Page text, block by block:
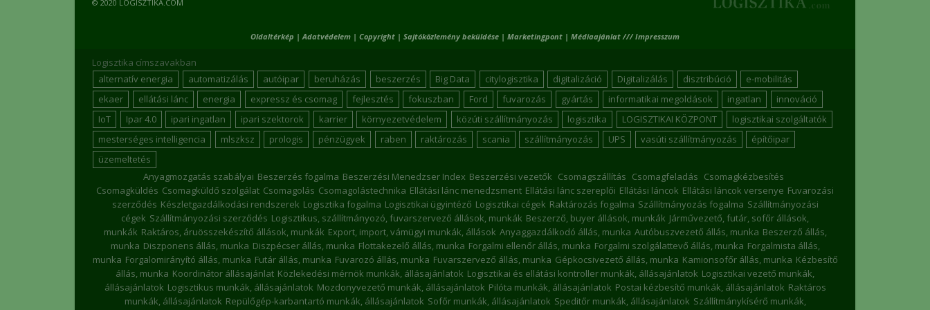
© 2020 LOGISZTIKA.COM
Oldaltérkép |Adatvédelem | Copyright | Sajtóközlemény beküldése | Marketingpont | Médiaajánlat /// Impresszum
Logisztika címszavakban
alternatív energia
automatizálás autóipar beruházás beszerzés Big Data citylogisztika digitalizáció Digitalizálás disztribúció
e-mobilitás
ekaer
ellátási lánc energia expressz és csomag fejlesztés fokuszban Ford fuvarozás gyártás informatikai megoldások ingatlan
innováció
IoT
Ipar 4.0 ipari ingatlan ipari szektorok karrier környezetvédelem közúti szállítmányozás logisztika LOGISZTIKAI KÖZPONT
logisztikai szolgáltatók
mesterséges intelligencia
mlszksz prologis pénzügyek raben raktározás scania szállítmányozás UPS vasúti szállítmányozás
építőipar
üzemeltetés
Anyagmozgatás szabályai Beszerzés fogalma Beszerzési Menedzser Index Beszerzési vezetők Csomagszállítás Csomagfeladás Csomagkézbesítés
Csomagküldés Csomagküldő szolgálat Csomagolás Csomagolástechnika Ellátási lánc menedzsment Ellátási lánc szereplői Ellátási láncok Ellátási láncok versenye Fuvarozási
szerződés Készletgazdálkodási rendszerek Logisztika fogalma Logisztikai ügyintéző Logisztikai cégek Raktározás fogalma Szállítmányozás fogalma Szállítmányozási
cégek Szállítmányozási szerződés Logisztikus, szállítmányozó, fuvarszervező állások, munkák Beszerző, buyer állások, munkák Járművezető, futár, sofőr állások,
munkák Raktáros, áruösszekészítő állások, munkák Export, import, vámügyi munkák, állások Anyaggazdálkodó állás, munka Autóbuszvezető állás, munka Beszerző állás,
munka Diszponens állás, munka Diszpécser állás, munka Flottakezelő állás, munka Forgalmi ellenőr állás, munka Forgalmi szolgálattevő állás, munka Forgalmista állás,
munka Forgalomirányító állás, munka Futár állás, munka Fuvarozó állás, munka Fuvarszervező állás, munka Gépkocsivezető állás, munka Kamionsofőr állás, munka Kézbesítő
állás, munka Koordinátor állásajánlat Közlekedési mérnök munkák, állásajánlatok Logisztikai és ellátási kontroller munkák, állásajánlatok Logisztikai vezető munkák,
állásajánlatok Logisztikus munkák, állásajánlatok Mozdonyvezető munkák, állásajánlatok Pilóta munkák, állásajánlatok Postai kézbesítő munkák, állásajánlatok Raktáros
munkák, állásajánlatok Repülőgép-karbantartó munkák, állásajánlatok Sofőr munkák, állásajánlatok Speditőr munkák, állásajánlatok Szállítmánykísérő munkák,